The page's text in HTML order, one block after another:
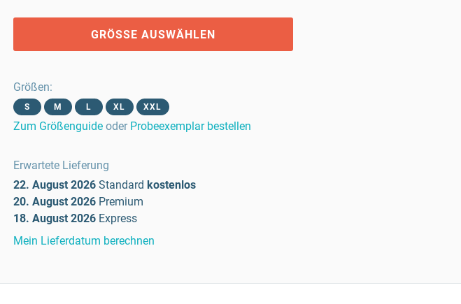
GRÖSSE AUSWÄHLEN
Größen:
S M L XL XXL
Zum Größenguide oder Probeexemplar bestellen
Erwartete Lieferung
22. August 2026 Standard kostenlos
20. August 2026 Premium
18. August 2026 Express
Mein Lieferdatum berechnen